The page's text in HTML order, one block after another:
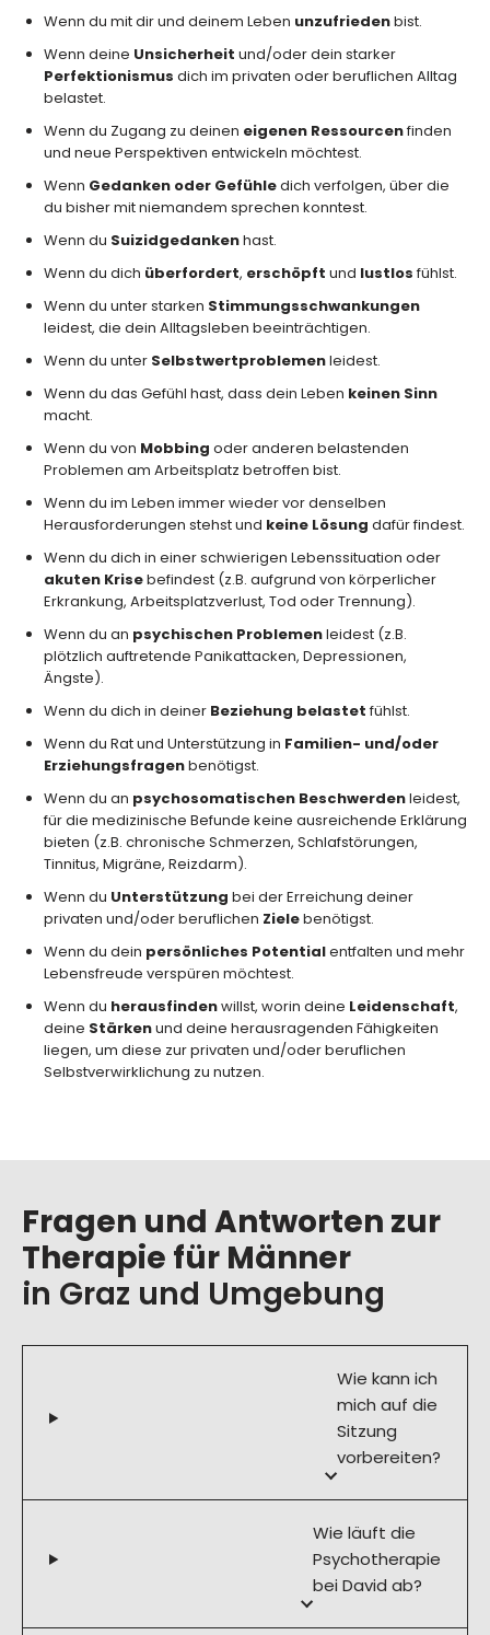
Wenn du mit dir und deinem Leben unzufriedenbist.
Wenn deine Unsicherheit und/oder dein starker
Perfektionismus dich im privaten oder beruflichen Alltag
belastet.
Wenn du Zugang zu deinen eigenen Ressourcenfinden
und neue Perspektiven entwickeln möchtest.
Wenn Gedanken oder Gefühledich verfolgen, über die
du bisher mit niemandem sprechen konntest.
Wenn du Suizidgedankenhast.
Wenn du dich überfordert, erschöpft und lustlosfühlst.
Wenn du unter starken Stimmungsschwankungen
leidest, die dein Alltagsleben beeinträchtigen.
Wenn du unter Selbstwertproblemenleidest.
Wenn du das Gefühl hast, dass dein Leben keinen Sinn
macht.
Wenn du von Mobbing oder anderen belastenden
Problemen am Arbeitsplatz betroffen bist.
Wenn du im Leben immer wieder vor denselben
Herausforderungen stehst und keine Lösung dafür findest.
Wenn du dich in einer schwierigen Lebenssituation oder
akuten Krisebefindest (z.B. aufgrund von körperlicher
Erkrankung, Arbeitsplatzverlust, Tod oder Trennung).
Wenn du an psychischen Problemenleidest (z.B.
plötzlich auftretende Panikattacken, Depressionen,
Ängste).
Wenn du dich in deiner Beziehung belastetfühlst.
Wenn du Rat und Unterstützung in Familien- und/oder
Erziehungsfragenbenötigst.
Wenn du an psychosomatischen Beschwerdenleidest,
für die medizinische Befunde keine ausreichende Erklärung
bieten (z.B. chronische Schmerzen, Schlafstörungen,
Tinnitus, Migräne, Reizdarm).
Wenn du Unterstützung bei der Erreichung deiner
privaten und/oder beruflichen Zielebenötigst.
Wenn du dein persönliches Potentialentfalten und mehr
Lebensfreude verspüren möchtest.
Wenn du herausfindenwillst, worin deine Leidenschaft,
deine Stärkenund deine herausragenden Fähigkeiten
liegen, um diese zur privaten und/oder beruflichen
Selbstverwirklichung zu nutzen.
Fragen und Antworten zur
Therapie für Männer
in Graz und Umgebung
Wie kann ich
mich auf die
Sitzung
vorbereiten?
Wie läuft die
Psychotherapie
bei David ab?